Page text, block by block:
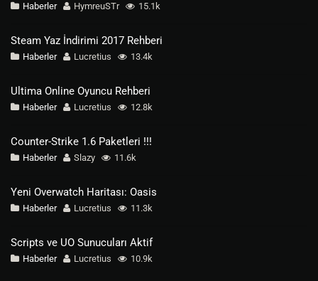
Haberler HymreuSTr 15.1k
Steam Yaz İndirimi 2017 Rehberi
Haberler Lucretius 13.4k
Ultima Online Oyuncu Rehberi
Haberler Lucretius 12.8k
Counter-Strike 1.6 Paketleri !!!
Haberler Slazy 11.6k
Yeni Overwatch Haritası: Oasis
Haberler Lucretius 11.3k
Scripts ve UO Sunucuları Aktif
Haberler Lucretius 10.9k